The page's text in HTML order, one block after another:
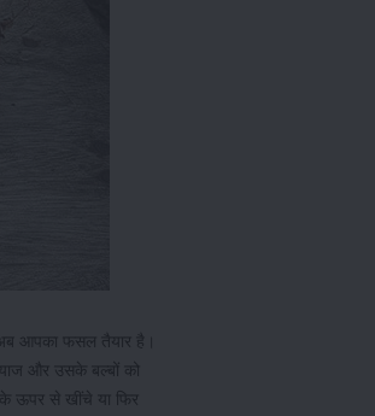
आपका फसल तैयार है।
और उसके बल्बों को
ऊपर से खींचे या फिर